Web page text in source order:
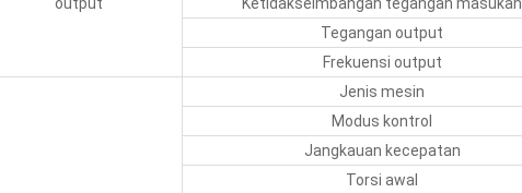
Tegangan output
Frekuensi output
Jenis mesin
Modus kontrol
Jangkauan kecepatan
Torsi awal